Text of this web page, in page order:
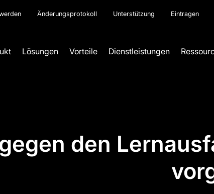
Änderungsprotokoll Unterstützung Eintragen
Lösungen Vorteile Dienstleistungen
den